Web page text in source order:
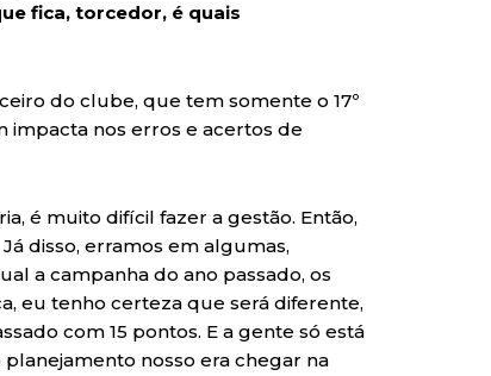
fica, torcedor, é quais
do clube, que tem somente o 17º
impacta nos erros e acertos de
é muito difícil fazer a gestão. Então,
disso, erramos em algumas,
a campanha do ano passado, os
eu tenho certeza que será diferente,
com 15 pontos. E a gente só está
planejamento nosso era chegar na